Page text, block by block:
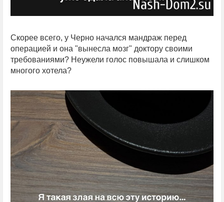
Скорее всего, у Черно начался мандраж перед
операцией и она "вынесла мозг" доктору своими
требованиями? Неужели голос повышала и слишком
многого хотела?